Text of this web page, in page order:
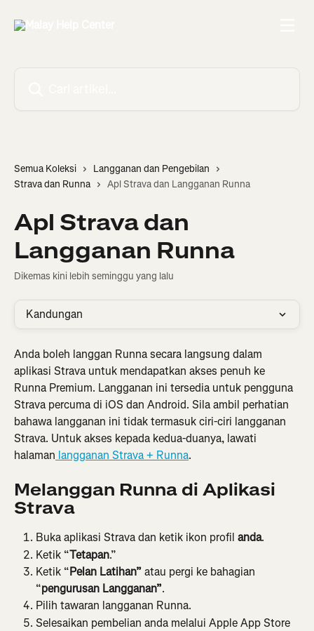
Semua Koleksi
Langganan dan Pengebilan
Strava dan Runna
Apl Strava dan Langganan Runna
Apl Strava dan
Langganan Runna
Dikemas kini lebih seminggu yang lalu
Kandungan
Anda boleh langgan Runna secara langsung dalam
aplikasi Strava untuk mendapatkan akses penuh ke
Runna Premium. Langganan ini tersedia untuk pengguna
Strava percuma di iOS dan Android. Sila ambil perhatian
bahawa langganan ini tidak termasuk ciri-ciri langganan
Strava. Untuk akses kepada kedua-duanya, lawati
halaman langganan Strava + Runna.
Melanggan Runna di Aplikasi
Strava
Buka aplikasi Strava dan ketik ikon profil anda.
Ketik “Tetapan.”
Ketik “Pelan Latihan” atau pergi ke bahagian
“pengurusan Langganan”.
Pilih tawaran langganan Runna.
Selesaikan pembelian anda melalui Apple App Store